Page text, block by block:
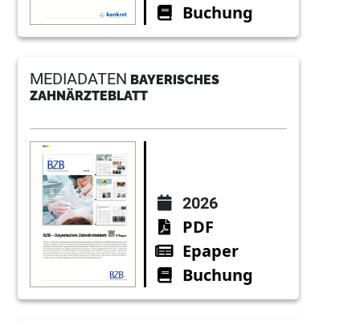
Buchung
MEDIADATEN BAYERISCHES
ZAHNÄRZTEBLATT
2026
PDF
Epaper
Buchung